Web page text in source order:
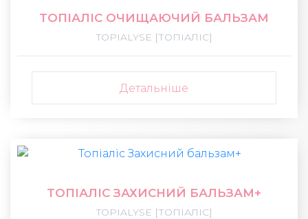
ТОПІАЛІС ОЧИЩАЮЧИЙ БАЛЬЗАМ
TOPIALYSE [ТОПІАЛІС]
Детальніше
ТОПІАЛІС ЗАХИСНИЙ БАЛЬЗАМ+
TOPIALYSE [ТОПІАЛІС]